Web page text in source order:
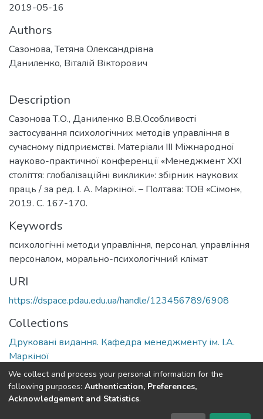
2019-05-16
Authors
Сазонова, Тетяна Олександрівна
Даниленко, Віталій Вікторович
Description
Сазонова Т.О., Даниленко В.В.Особливості
застосування психологічних методів управління в
сучасному підприємстві. Матеріали ІІІ Міжнародної
науково-практичної конференції «Менеджмент ХХІ
століття: глобалізаційні виклики»: збірник наукових
праць / за ред. І. А. Маркіної. – Полтава: ТОВ «Сімон»,
2019. С. 167-170.
Keywords
психологічні методи управління, персонал, управління
персоналом, морально-психологічний клімат
URI
https://dspace.pdau.edu.ua/handle/123456789/6908
Collections
Друковані видання. Кафедра менеджменту ім. І.А.
Маркіної
Full item page
We collect and process your personal information for the
following purposes: Authentication, Preferences,
Acknowledgement and Statistics.